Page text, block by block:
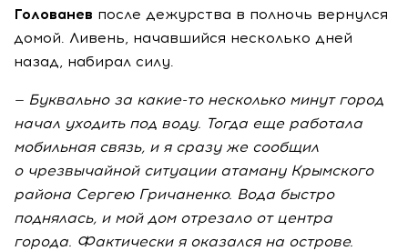
Голованев после дежурства в полночь вернулся
домой. Ливень, начавшийся несколько дней
назад, набирал силу.
— Буквально за какие-тонесколько минут город
начал уходить под воду. Тогда еще работала
мобильная связь, и я сразу же сообщил
о чрезвычайной ситуации атаману Крымского
района Сергею Гричаненко. Вода быстро
поднялась, и мой дом отрезало от центра
города. Фактически я оказался на острове.